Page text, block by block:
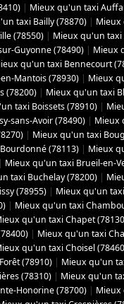
| Mieux qu'un taxi
taxi Bailly (78870) | Mieux
(78550) | Mieux qu'un
Guyonne (78490) | Mieux
qu'un taxi Bennecourt
Mantois (78930) | Mieux
(78200) | Mieux qu'un taxi
taxi Boissets (78910) |
sans-Avoir (78490) | Mieux
| Mieux qu'un taxi
(78113) | Mieux
| Mieux qu'un taxi Brueil-en-
taxi Buchelay (78200) |
(78955) | Mieux qu'un
| Mieux qu'un taxi
qu'un taxi Chapet
| Mieux qu'un taxi
qu'un taxi Choisel
(78910) | Mieux qu'un
(78310) | Mieux qu'un
Honorine (78700) | Mieux